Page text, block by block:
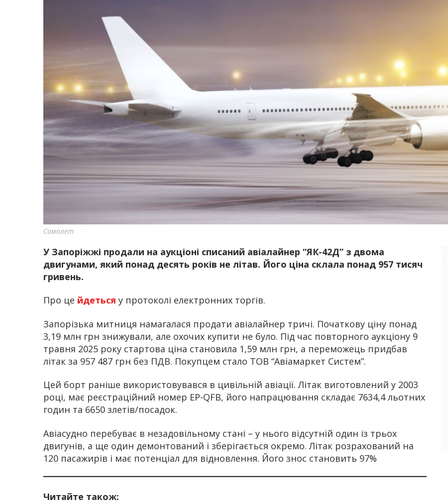
Самолет
У Запоріжжі продали на аукціоні списаний авіалайнер “ЯК-42Д” з двома
двигунами, який понад десять років не літав. Його ціна склала понад 957 тисяч
гривень.
Про це йдеться у протоколі електронних торгів.
Запорізька митниця намагалася продати авіалайнер тричі. Початкову ціну понад
3,19 млн грн знижували, але охочих купити не було. Під час повторного аукціону 9
травня 2025 року стартова ціна становила 1,59 млн грн, а переможець придбав
літак за 957 487 грн без ПДВ. Покупцем стало ТОВ “Авіамаркет Систем”.
Цей борт раніше використовувався в цивільній авіації. Літак виготовлений у 2003
році, має реєстраційний номер EP-QFB, його напрацювання складає 7634,4 льотних
годин та 6650 злетів/посадок.
Авіасудно перебуває в незадовільному стані – у нього відсутній один із трьох
двигунів, а ще один демонтований і зберігається окремо. Літак розрахований на
120 пасажирів і має потенціал для відновлення. Його знос становить 97%
Читайте також: